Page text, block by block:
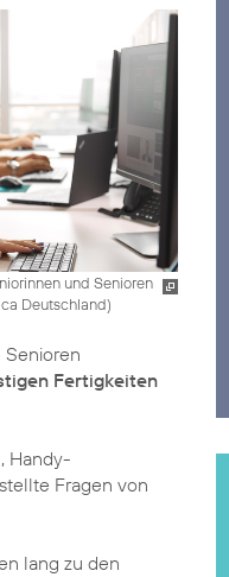
und Senioren
Deutschland)
Senioren
Fertigkeiten
Handy-
Fragen von
lang zu den